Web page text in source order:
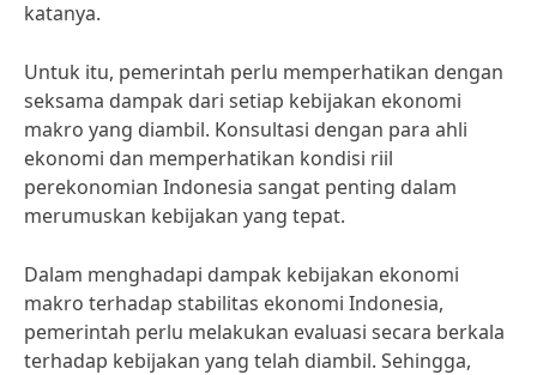
katanya.
Untuk itu, pemerintah perlu memperhatikan dengan
seksama dampak dari setiap kebijakan ekonomi
makro yang diambil. Konsultasi dengan para ahli
ekonomi dan memperhatikan kondisi riil
perekonomian Indonesia sangat penting dalam
merumuskan kebijakan yang tepat.
Dalam menghadapi dampak kebijakan ekonomi
makro terhadap stabilitas ekonomi Indonesia,
pemerintah perlu melakukan evaluasi secara berkala
terhadap kebijakan yang telah diambil. Sehingga,